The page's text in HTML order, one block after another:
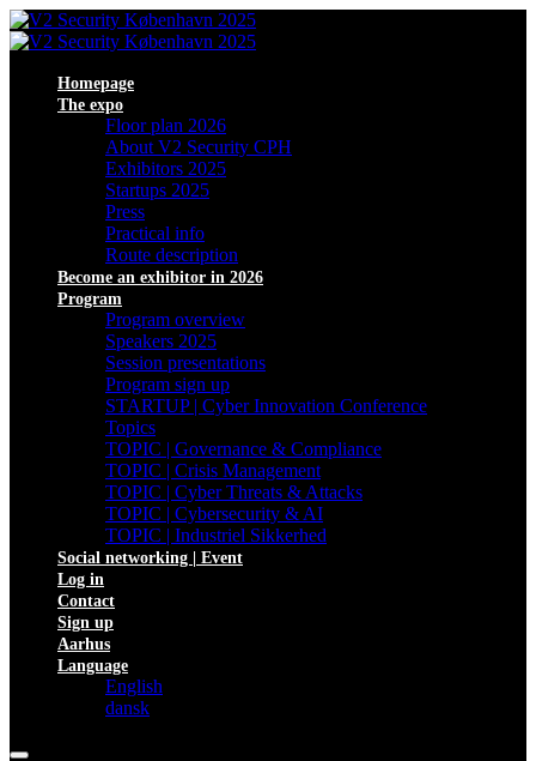
Homepage
The expo
Floor plan 2026
About V2 Security CPH
Exhibitors 2025
Startups 2025
Press
Practical info
Route description
Become an exhibitor in 2026
Program
Program overview
Speakers 2025
Session presentations
Program sign up
STARTUP | Cyber Innovation Conference
Topics
TOPIC | Governance & Compliance
TOPIC | Crisis Management
TOPIC | Cyber Threats & Attacks
TOPIC | Cybersecurity & AI
TOPIC | Industriel Sikkerhed
Social networking | Event
Log in
Contact
Sign up
Aarhus
Language
English
dansk